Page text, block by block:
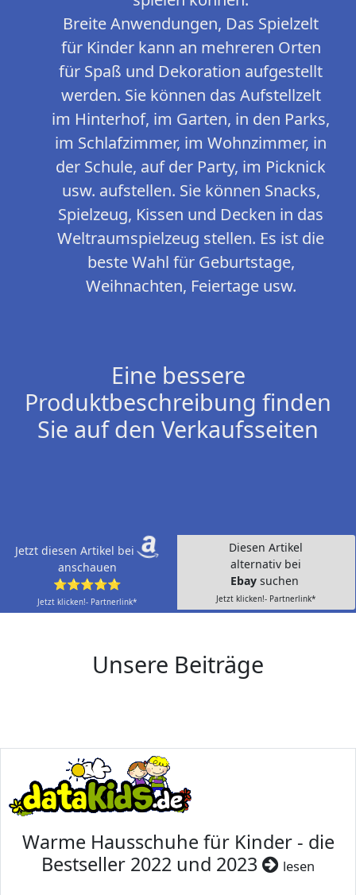
Breite Anwendungen, Das Spielzelt
für Kinder kann an mehreren Orten
für Spaß und Dekoration aufgestellt
werden. Sie können das Aufstellzelt
im Hinterhof, im Garten, in den Parks,
im Schlafzimmer, im Wohnzimmer, in
der Schule, auf der Party, im Picknick
usw. aufstellen. Sie können Snacks,
Spielzeug, Kissen und Decken in das
Weltraumspielzeug stellen. Es ist die
beste Wahl für Geburtstage,
Weihnachten, Feiertage usw.
Eine bessere
Produktbeschreibung finden
Sie auf den Verkaufsseiten
Jetzt diesen Artikel bei
anschauen
⭐⭐⭐⭐⭐
Jetzt klicken!- Partnerlink*
Diesen Artikel
alternativ bei
Ebay suchen
Jetzt klicken!- Partnerlink*
Unsere Beiträge
Warme Hausschuhe für Kinder - die
Bestseller 2022 und 2023
lesen